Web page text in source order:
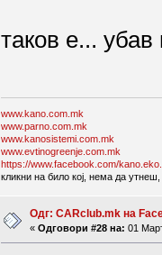
таков е...
www.kano.com.mk
www.parno.com.mk
www.kanosistemi.com.mk
www.evtinogreenje.com.mk
https://www.facebook.com/
кликни на било кој, нема да
Одг: CARclub.mk на
« Одговори #28 на: 01